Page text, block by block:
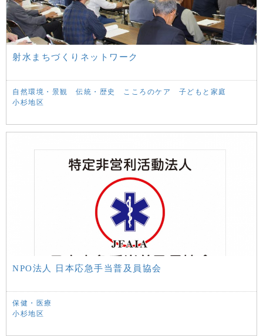
射水まちづくりネットワーク
自然環境・景観 伝統・歴史 こころのケア
子どもと家庭
小杉地区
NPO法人 日本応急手当普及員協会
保健・医療
小杉地区